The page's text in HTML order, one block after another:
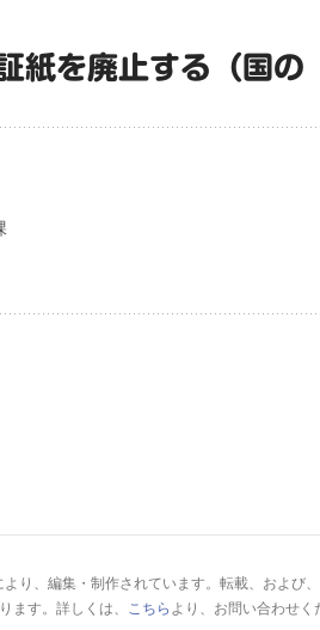
紙を廃止する（国の
り、編集・制作されています。転載、および、
ます。詳しくは、 こちら より、お問い合わせく